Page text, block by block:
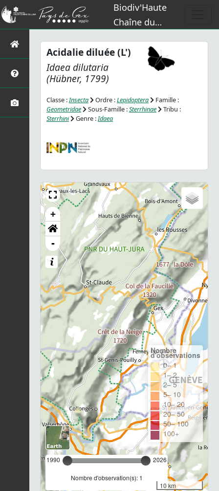
Biodiv'Haute
Chaîne du
Acidalie diluée (L')
Idaea dilutaria
(Hübner, 1799)
Classe :Insecta Ordre :Lepidoptera
Famille :
Geometridae
Sous-Famille :Sterrhinae
Tribu :
Sterrhini
Genre :Idaea
+
-
1990 2026
Nombre d'observation(s): 1
Nombre
d'observations
0– 1
1– 2
2– 5
5– 10
10– 20
20– 50
50– 100
100+
10 km